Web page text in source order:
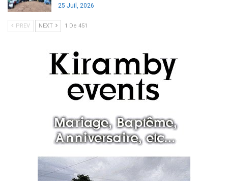
25 Juil, 2026
PREV NEXT 1 De 451